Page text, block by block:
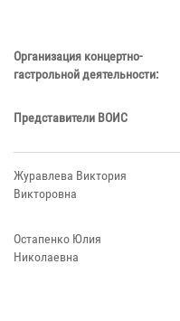
Организация концертно-
гастрольной деятельности:
Представители ВОИС
Журавлева Виктория
Викторовна
Остапенко Юлия
Николаевна